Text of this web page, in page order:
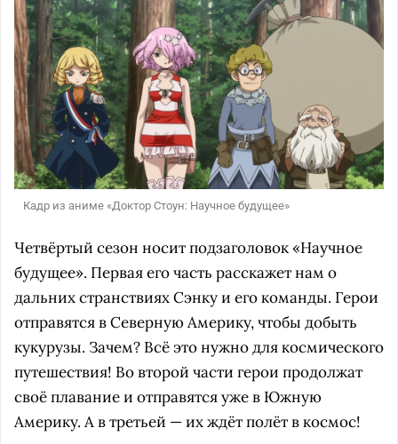
Кадр из аниме «Доктор Стоун: Научное будущее»
Четвёртый сезон носит подзаголовок «Научное
будущее». Первая его часть расскажет нам о
дальних странствиях Сэнку и его команды. Герои
отправятся в Северную Америку, чтобы добыть
кукурузы. Зачем? Всё это нужно для космического
путешествия! Во второй части герои продолжат
своё плавание и отправятся уже в Южную
Америку. А в третьей — их ждёт полёт в космос!